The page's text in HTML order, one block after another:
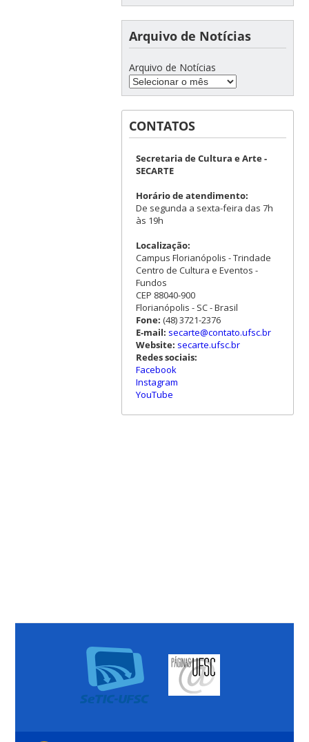
Arquivo de Notícias
Arquivo de Notícias
CONTATOS
Secretaria de Cultura e Arte -
SECARTE
Horário de atendimento:
De segunda a sexta-feira das 7h
às 19h
Localização:
Campus Florianópolis - Trindade
Centro de Cultura e Eventos -
Fundos
CEP 88040-900
Florianópolis - SC - Brasil
Fone: (48) 3721-2376
E-mail: secarte@contato.ufsc.br
Website: secarte.ufsc.br
Redes sociais:
Facebook
Instagram
YouTube